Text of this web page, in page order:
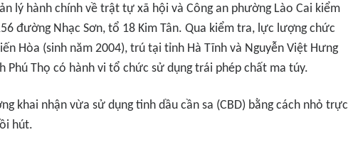
lý hành chính về trật tự xã hội và Công an phường Lào Cai kiểm
đường Nhạc Sơn, tổ 18 Kim Tân. Qua kiểm tra, lực lượng chức
Hòa (sinh năm 2004), trú tại tỉnh Hà Tĩnh và Nguyễn Việt Hưng
Phú Thọ có hành vi tổ chức sử dụng trái phép chất ma túy.
khai nhận vừa sử dụng tinh dầu cần sa (CBD) bằng cách nhỏ trực
hút.